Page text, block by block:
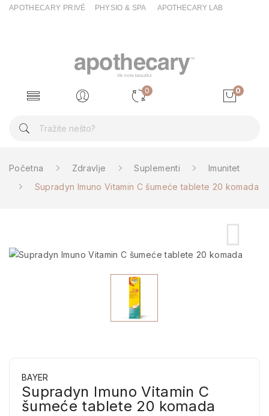
APOTHECARY PRIVÉ PHYSIO & SPA APOTHECARY LAB
0 0
Početna Zdravlje Suplementi
Imunitet
Supradyn Imuno Vitamin C šumeće tablete 20 komada
BAYER
Supradyn Imuno Vitamin C
šumeće tablete 20 komada